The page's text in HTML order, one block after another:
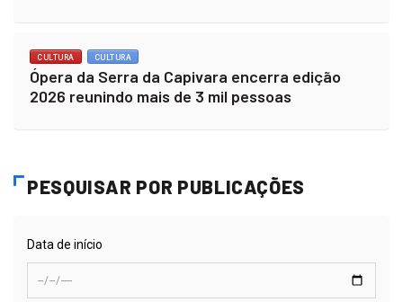
CULTURA CULTURA
Ópera da Serra da Capivara encerra edição
2026 reunindo mais de 3 mil pessoas
PESQUISAR POR PUBLICAÇÕES
Data de início